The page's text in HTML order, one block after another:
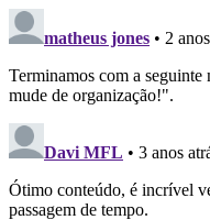
matheus jones • 2
Terminamos com a
mude de organização!".
Davi MFL • 3 anos
Ótimo conteúdo, é incrível
passagem de tempo.